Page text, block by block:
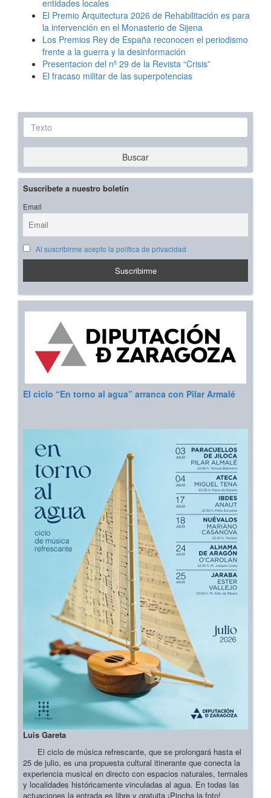
entidades locales
El Premio Arquitectura 2026 de Rehabilitación es para
la intervención en el Monasterio de Sijena
Los Premios Rey de España reconocen el periodismo
frente a la guerra y la desinformación
Presentacion del nº 29 de la Revista “Crisis”
El fracaso militar de las superpotencias
Texto
Buscar
Suscríbete a nuestro boletín
Email
Al suscribirme acepto la política de privacidad
El ciclo “En torno al agua” arranca con Pilar Armalé
Luis Gareta
El ciclo de música refrescante, que se prolongará hasta el
25 de julio, es una propuesta cultural itinerante que conecta la
experiencia musical en directo con espacios naturales, termales
y localidades históricamente vinculadas al agua. En todas las
actuaciones la entrada es libre y gratuita ¡Pincha la foto!